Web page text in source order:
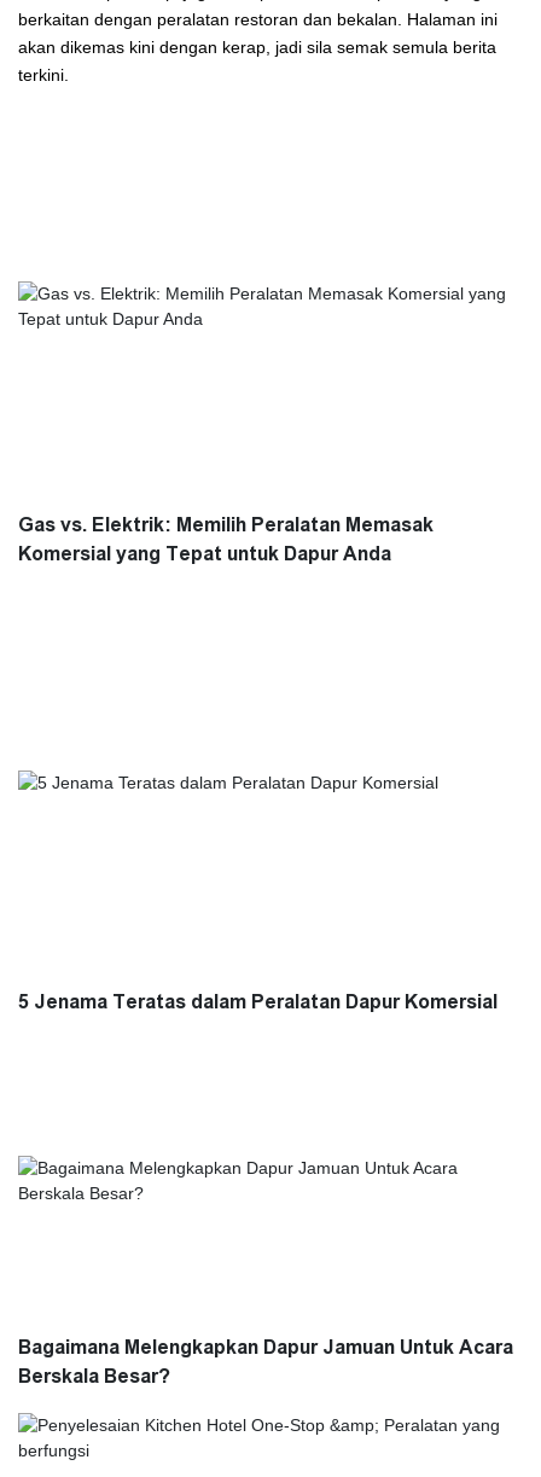
berkaitan dengan peralatan restoran dan bekalan. Halaman ini
akan dikemas kini dengan kerap, jadi sila semak semula berita
terkini.
Gas vs. Elektrik: Memilih Peralatan Memasak
Komersial yang Tepat untuk Dapur Anda
5 Jenama Teratas dalam Peralatan Dapur Komersial
Bagaimana Melengkapkan Dapur Jamuan Untuk Acara
Berskala Besar?